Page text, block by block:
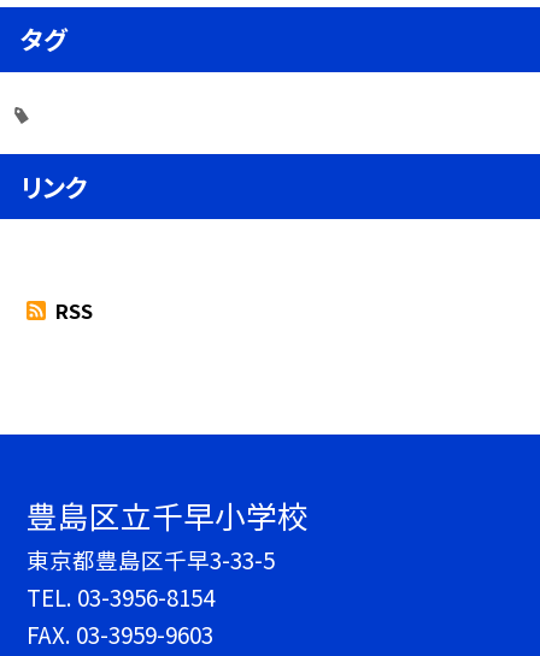
タグ
リンク
RSS
豊島区立千早小学校
東京都豊島区千早3-33-5
TEL. 03-3956-8154
FAX. 03-3959-9603